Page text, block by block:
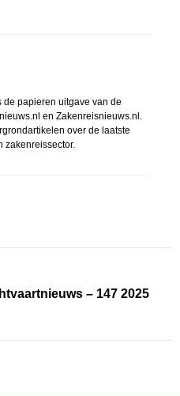
de papieren uitgave van de
en Zakenreisnieuws.nl.
over de laatste
zakenreissector.
– 147 2025